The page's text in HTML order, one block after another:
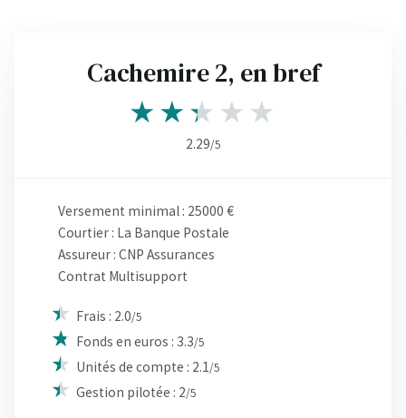
Cachemire 2, en bref
2.29/5
Versement minimal : 25000 €
Courtier : La Banque Postale
Assureur : CNP Assurances
Contrat Multisupport
Frais : 2.0/5
Fonds en euros : 3.3/5
Unités de compte : 2.1/5
Gestion pilotée : 2/5